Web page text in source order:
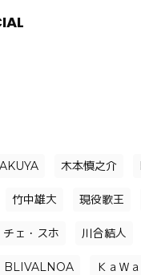
木本慎之介
竹中雄大 現役歌王
チェ・スホ 川合結人
BLIVALNOA ＫａＷ